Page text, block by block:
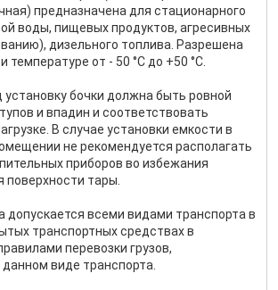
предназначена для стационарного
воды, пищевых продуктов, агресивных
дизельного топлива. Разрешена
температуре от - 50 °С до +50 °С.
установку бочки должна быть ровной
и впадин и соответствовать
В случае установки емкости в
не рекомендуется располагать
приборов во избежания
тары.
допускается всеми видами транспорта в
транспортных средствах в
перевозки грузов,
виде транспорта.